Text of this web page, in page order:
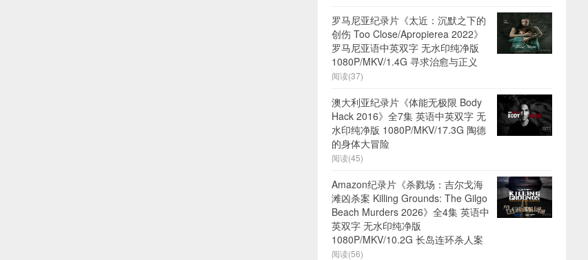
罗马尼亚纪录片《太近：沉默之下的
创伤 Too Close/Apropierea 2022》
罗马尼亚语中英双字 无水印纯净版
1080P/MKV/1.4G 寻求治愈与正义
阅读(37)
澳大利亚纪录片《体能无极限 Body
Hack 2016》全7集 英语中英双字 无
水印纯净版 1080P/MKV/17.3G 陶德
的身体大冒险
阅读(45)
Amazon纪录片《杀戮场：吉尔戈海
滩凶杀案 Killing Grounds: The Gilgo
Beach Murders 2026》全4集 英语中
英双字 无水印纯净版
1080P/MKV/10.2G 长岛连环杀人案
阅读(56)